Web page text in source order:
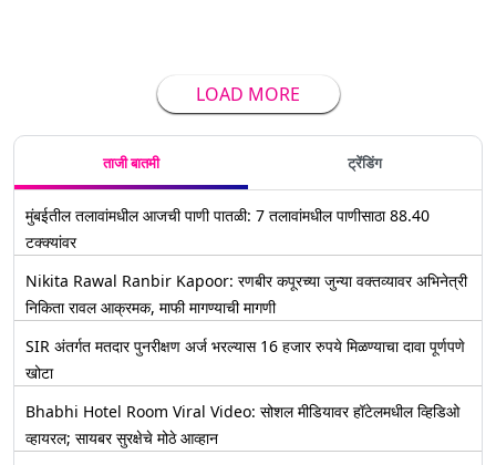
LOAD MORE
ताजी बातमी ट्रेंडिंग
मुंबईतील तलावांमधील आजची पाणी पातळी: 7 तलावांमधील पाणीसाठा 88.40
टक्क्यांवर
Nikita Rawal Ranbir Kapoor: रणबीर कपूरच्या जुन्या वक्तव्यावर अभिनेत्री
निकिता रावल आक्रमक, माफी मागण्याची मागणी
SIR अंतर्गत मतदार पुनरीक्षण अर्ज भरल्यास 16 हजार रुपये मिळण्याचा दावा पूर्णपणे
खोटा
Bhabhi Hotel Room Viral Video: सोशल मीडियावर हॉटेलमधील व्हिडिओ
व्हायरल; सायबर सुरक्षेचे मोठे आव्हान